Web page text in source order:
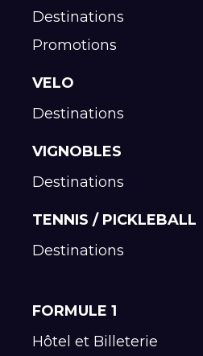
Destinations
Promotions
VELO
Destinations
VIGNOBLES
Destinations
TENNIS / PICKLEBALL
Destinations
FORMULE 1
Hôtel et Billeterie